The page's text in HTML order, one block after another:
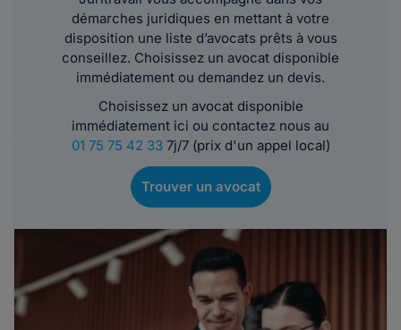
démarches juridiques en mettant à votre
disposition une liste d’avocats prêts à vous
conseillez. Choisissez un avocat disponible
immédiatement ou demandez un devis.
Choisissez un avocat disponible
immédiatement ici ou contactez nous au
01 75 75 42 337j/7 (prix d'un appel local)
Trouver un avocat